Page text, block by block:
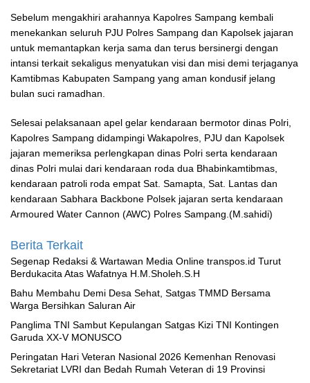
Sebelum mengakhiri arahannya Kapolres Sampang kembali
menekankan seluruh PJU Polres Sampang dan Kapolsek jajaran
untuk memantapkan kerja sama dan terus bersinergi dengan
intansi terkait sekaligus menyatukan visi dan misi demi terjaganya
Kamtibmas Kabupaten Sampang yang aman kondusif jelang
bulan suci ramadhan.
Selesai pelaksanaan apel gelar kendaraan bermotor dinas Polri,
Kapolres Sampang didampingi Wakapolres, PJU dan Kapolsek
jajaran memeriksa perlengkapan dinas Polri serta kendaraan
dinas Polri mulai dari kendaraan roda dua Bhabinkamtibmas,
kendaraan patroli roda empat Sat. Samapta, Sat. Lantas dan
kendaraan Sabhara Backbone Polsek jajaran serta kendaraan
Armoured Water Cannon (AWC) Polres Sampang.(M.sahidi)
Berita Terkait
Segenap Redaksi & Wartawan Media Online transpos.id Turut
Berdukacita Atas Wafatnya H.M.Sholeh.S.H
Bahu Membahu Demi Desa Sehat, Satgas TMMD Bersama
Warga Bersihkan Saluran Air
Panglima TNI Sambut Kepulangan Satgas Kizi TNI Kontingen
Garuda XX-V MONUSCO
Peringatan Hari Veteran Nasional 2026 Kemenhan Renovasi
Sekretariat LVRI dan Bedah Rumah Veteran di 19 Provinsi